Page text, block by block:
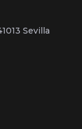
Sevilla